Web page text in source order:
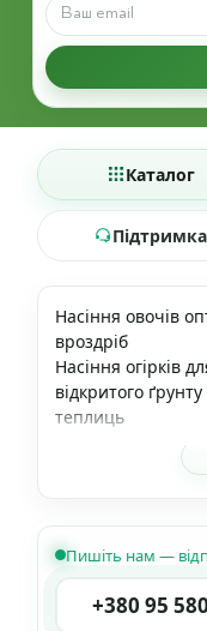
Каталог
Підтримка
Насіння овочів
вроздріб
Насіння огірків
відкритого ґрунту
теплиць
Пишіть нам —
+380 95